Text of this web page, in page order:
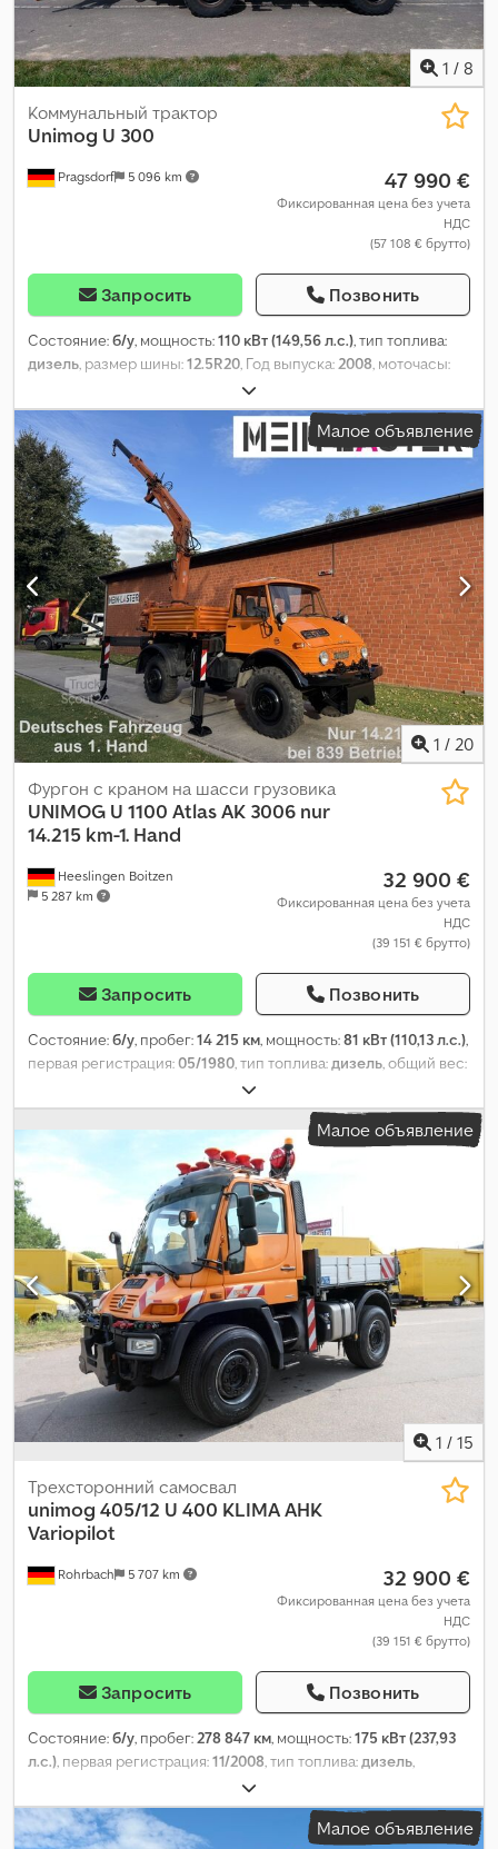
1 / 8
Pragsdorf 5 096 km
Коммунальный трактор
Unimog U 300
47 990 €
Фиксированная цена без учета
НДС
(57 108 € брутто)
Запросить Позвонить
Состояние:б/у, мощность:110 кВт (149,56 л.с.), тип топлива:
дизель, размер шины:12.5R20, Год выпуска:2008, моточасы:
, размер передней шины:
шины:12.5R20, максимальная скорость:60 км/ч,
Оборудование:
бортовой компьютер, дополнительные фары,
кабина, кондиционер, передний вал отбора мощности,
пневматический тормоз, полный привод
Малое объявление
1 / 20
Heeslingen Boitzen
5 287 km
Фургон с краном на шасси грузовика
UNIMOG U 1100 Atlas AK 3006 nur
14.215 km-1. Hand
32 900 €
Фиксированная цена без учета
НДС
(39 151 € брутто)
Запросить Позвонить
Состояние:б/у, пробег:14 215 км, мощность:81 кВт (110,13 л.с.),
первая регистрация:05/1980, тип топлива:дизель, общий вес:
механический
выпуска:1980, Оборудование:кран, полный привод,
Малое объявление
1 / 15
Rohrbach 5 707 km
Трехсторонний самосвал
unimog 405/12 U 400 KLIMA AHK
Variopilot
32 900 €
Фиксированная цена без учета
НДС
(39 151 € брутто)
Запросить Позвонить
Состояние:б/у, пробег:278 847 км, мощность:175 кВт (237,93
л.с.), первая регистрация:11/2008, тип топлива:дизель,
, максимальная грузоподъёмность:
6 360 кг, общий вес:13 000 кг, колесная база:3 080 мм,
следующая проверка (TÜV):
, топливо:дизель, цвет:
Малое объявление